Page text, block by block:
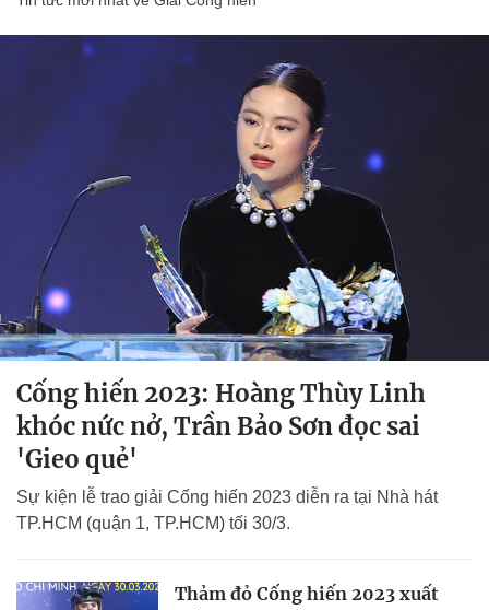
Cống hiến 2023: Hoàng Thùy Linh
khóc nức nở, Trần Bảo Sơn đọc sai
'Gieo quẻ'
Sự kiện lễ trao giải Cống hiến 2023 diễn ra tại Nhà hát
TP.HCM (quận 1, TP.HCM) tối 30/3.
Thảm đỏ Cống hiến 2023 xuất